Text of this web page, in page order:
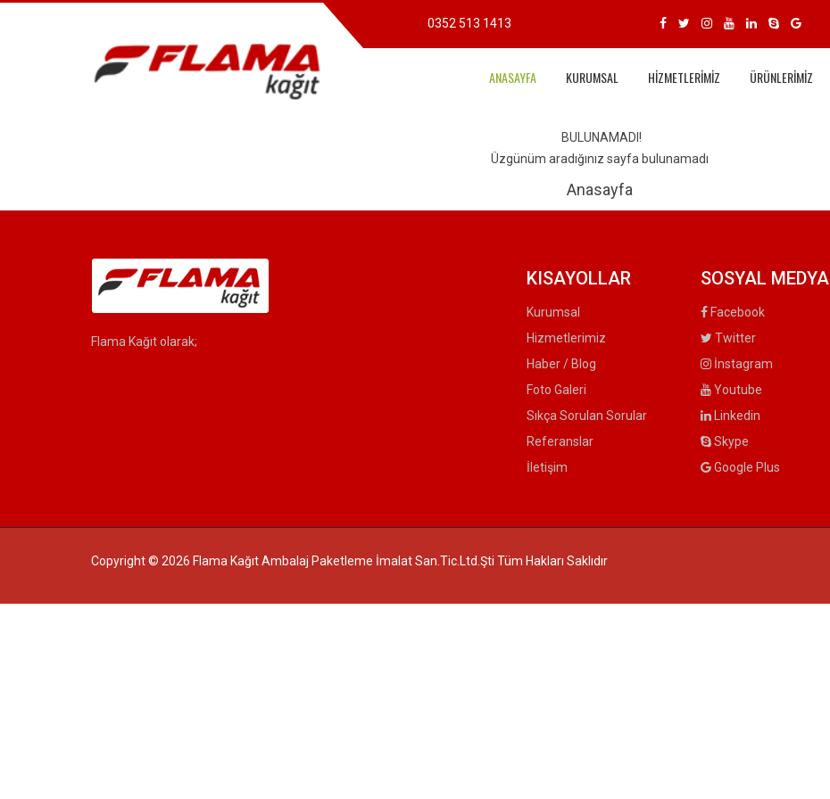
0352 513 1413
ANASAYFA KURUMSAL HİZMETLERİMİZ ÜRÜNLERİMİZ
BULUNAMADI!
Üzgünüm aradığınız sayfa bulunamadı
Anasayfa
Flama Kağıt olarak;
KISAYOLLAR
Kurumsal
Hizmetlerimiz
Haber / Blog
Foto Galeri
Sıkça Sorulan Sorular
Referanslar
İletişim
SOSYAL MEDYA
Facebook
Twitter
İnstagram
Youtube
Linkedin
Skype
Google Plus
Copyright © 2026 Flama Kağıt Ambalaj Paketleme İmalat San.Tic.Ltd.Şti Tüm Hakları Saklıdır